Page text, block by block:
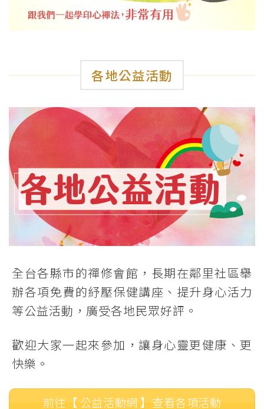
各地公益活動
全台各縣市的禪修會館，長期在鄰里社區舉
辦各項免費的紓壓保健講座、提升身心活力
等公益活動，廣受各地民眾好評。
歡迎大家一起來參加，讓身心靈更健康、更
快樂。
前往【 公益活動網 】查看各項活動